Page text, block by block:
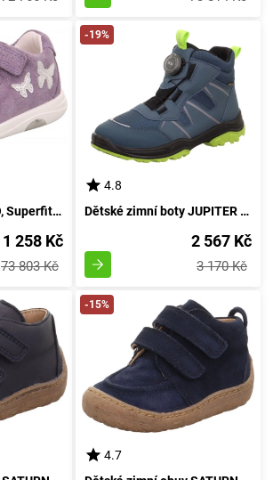
Dětská obuv LILLO, Superfit, 1-000663-8500, purpurová - velikost 24
1 258 Kč
73 803 Kč
-19%
4.8
Dětské zimní boty JUPITER GTX BOA, Superfit, 1-000076-8000, modré - velikost 42
2 567 Kč
3 170 Kč
-15%
4.7